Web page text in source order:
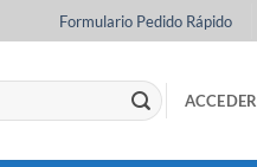
Formulario Pedido Rápido
ACCEDER